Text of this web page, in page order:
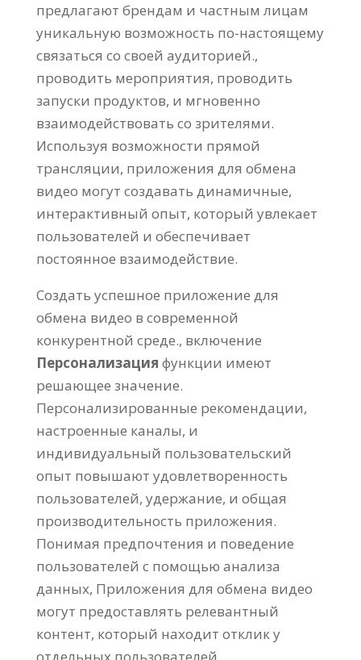
предлагают брендам и частным лицам
уникальную возможность по-настоящему
связаться со своей аудиторией.,
проводить мероприятия, проводить
запуски продуктов, и мгновенно
взаимодействовать со зрителями.
Используя возможности прямой
трансляции, приложения для обмена
видео могут создавать динамичные,
интерактивный опыт, который увлекает
пользователей и обеспечивает
постоянное взаимодействие.
Создать успешное приложение для
обмена видео в современной
конкурентной среде., включение
Персонализация функции имеют
решающее значение.
Персонализированные рекомендации,
настроенные каналы, и
индивидуальный пользовательский
опыт повышают удовлетворенность
пользователей, удержание, и общая
производительность приложения.
Понимая предпочтения и поведение
пользователей с помощью анализа
данных, Приложения для обмена видео
могут предоставлять релевантный
контент, который находит отклик у